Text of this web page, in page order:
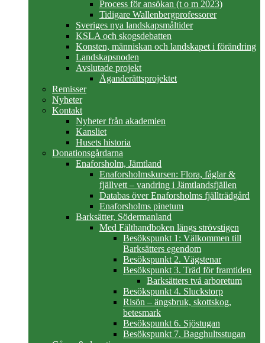
Process för ansökan (t o m 2023)
Tidigare Wallenbergprofessorer
Sveriges nya landskapsmåltider
KSLA och skogsdebatten
Konsten, människan och landskapet i förändring
Landskapsnoden
Avslutade projekt
Äganderättsprojektet
Remisser
Nyheter
Kontakt
Nyheter från akademien
Kansliet
Husets historia
Donationsgårdarna
Enaforsholm, Jämtland
Enaforsholmskursen: Flora, fåglar &
fjällvett – vandring i Jämtlandsfjällen
Databas över Enaforsholms fjällträdgård
Enaforsholms pinetum
Barksätter, Södermanland
Med Fälthandboken längs strövstigen
Besökspunkt 1: Välkommen till
Barksätters egendom
Besökspunkt 2. Vägstenar
Besökspunkt 3. Träd för framtiden
Barksätters två arboretum
Besökspunkt 4. Sluckstorp
Risön – ängsbruk, skottskog,
betesmark
Besökspunkt 6. Sjöstugan
Besökspunkt 7. Bagghultsstugan